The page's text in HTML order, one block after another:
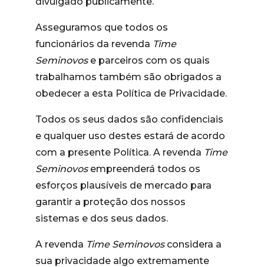
Asseguramos que todos os
funcionários da revenda Time
Seminovose parceiros com os quais
trabalhamos também são obrigados a
obedecer a esta Política de Privacidade.
Todos os seus dados são confidenciais
e qualquer uso destes estará de acordo
com a presente Política. A revenda Time
Seminovosempreenderá todos os
esforços plausíveis de mercado para
garantir a proteção dos nossos
sistemas e dos seus dados.
A revenda Time Seminovosconsidera a
sua privacidade algo extremamente